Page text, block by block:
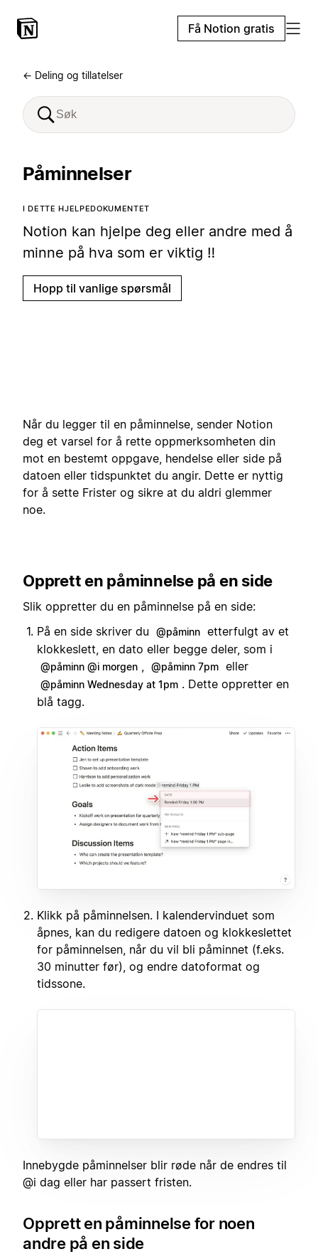
Få Notion gratis
← Deling og tillatelser
Påminnelser
I DETTE HJELPEDOKUMENTET
Notion kan hjelpe deg eller andre med å
minne på hva som er viktig ‼️
Hopp til vanlige spørsmål
Når du legger til en påminnelse, sender Notion
deg et varsel for å rette oppmerksomheten din
mot en bestemt oppgave, hendelse eller side på
datoen eller tidspunktet du angir. Dette er nyttig
for å sette Frister og sikre at du aldri glemmer
noe.
Opprett en påminnelse på en side
Slik oppretter du en påminnelse på en side:
På en side skriver du
@påminn etterfulgt av et
klokkeslett, en dato eller begge deler, som i
@påminn @i morgen @påminn 7pm eller
@påminn Wednesday at 1pm . Dette oppretter en
blå tagg.
Klikk på påminnelsen. I kalendervinduet som
åpnes, kan du redigere datoen og klokkeslettet
for påminnelsen, når du vil bli påminnet (f.eks.
30 minutter før), og endre datoformat og
tidssone.
Innebygde påminnelser blir røde når de endres til
@i dag eller har passert fristen.
Opprett en påminnelse for noen
andre på en side